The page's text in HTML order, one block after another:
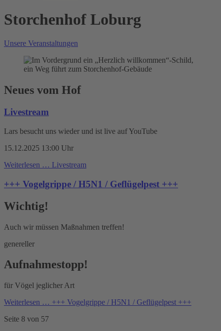
Storchenhof Loburg
Unsere Veranstaltungen
Neues vom Hof
Livestream
Lars besucht uns wieder und ist live auf YouTube
15.12.2025 13:00 Uhr
Weiterlesen … Livestream
+++ Vogelgrippe / H5N1 / Geflügelpest +++
Wichtig!
Auch wir müssen Maßnahmen treffen!
genereller
Aufnahmestopp!
für Vögel jeglicher Art
Weiterlesen … +++ Vogelgrippe / H5N1 / Geflügelpest +++
Seite 8 von 57